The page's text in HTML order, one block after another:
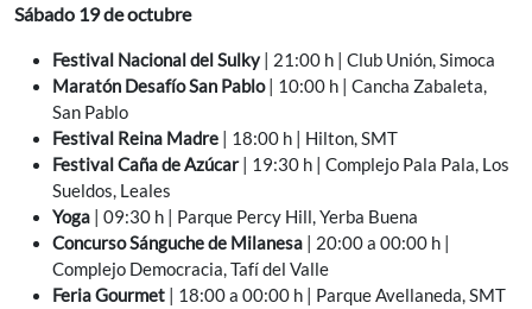
Sábado 19 de octubre
Festival Nacional del Sulky| 21:00 h | Club Unión, Simoca
Maratón Desafío San Pablo| 10:00 h | Cancha Zabaleta,
San Pablo
Festival Reina Madre | 18:00 h | Hilton, SMT
Festival Caña de Azúcar| 19:30 h | Complejo Pala Pala, Los
Sueldos, Leales
Yoga | 09:30 h | Parque Percy Hill, Yerba Buena
Concurso Sánguche de Milanesa | 20:00 a 00:00 h |
Complejo Democracia, Tafí del Valle
Feria Gourmet | 18:00 a 00:00 h | Parque Avellaneda, SMT